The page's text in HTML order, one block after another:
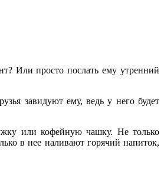
Или просто послать ему утренний
завидуют ему, ведь у него будет
или кофейную чашку. Не только
в нее наливают горячий напиток,